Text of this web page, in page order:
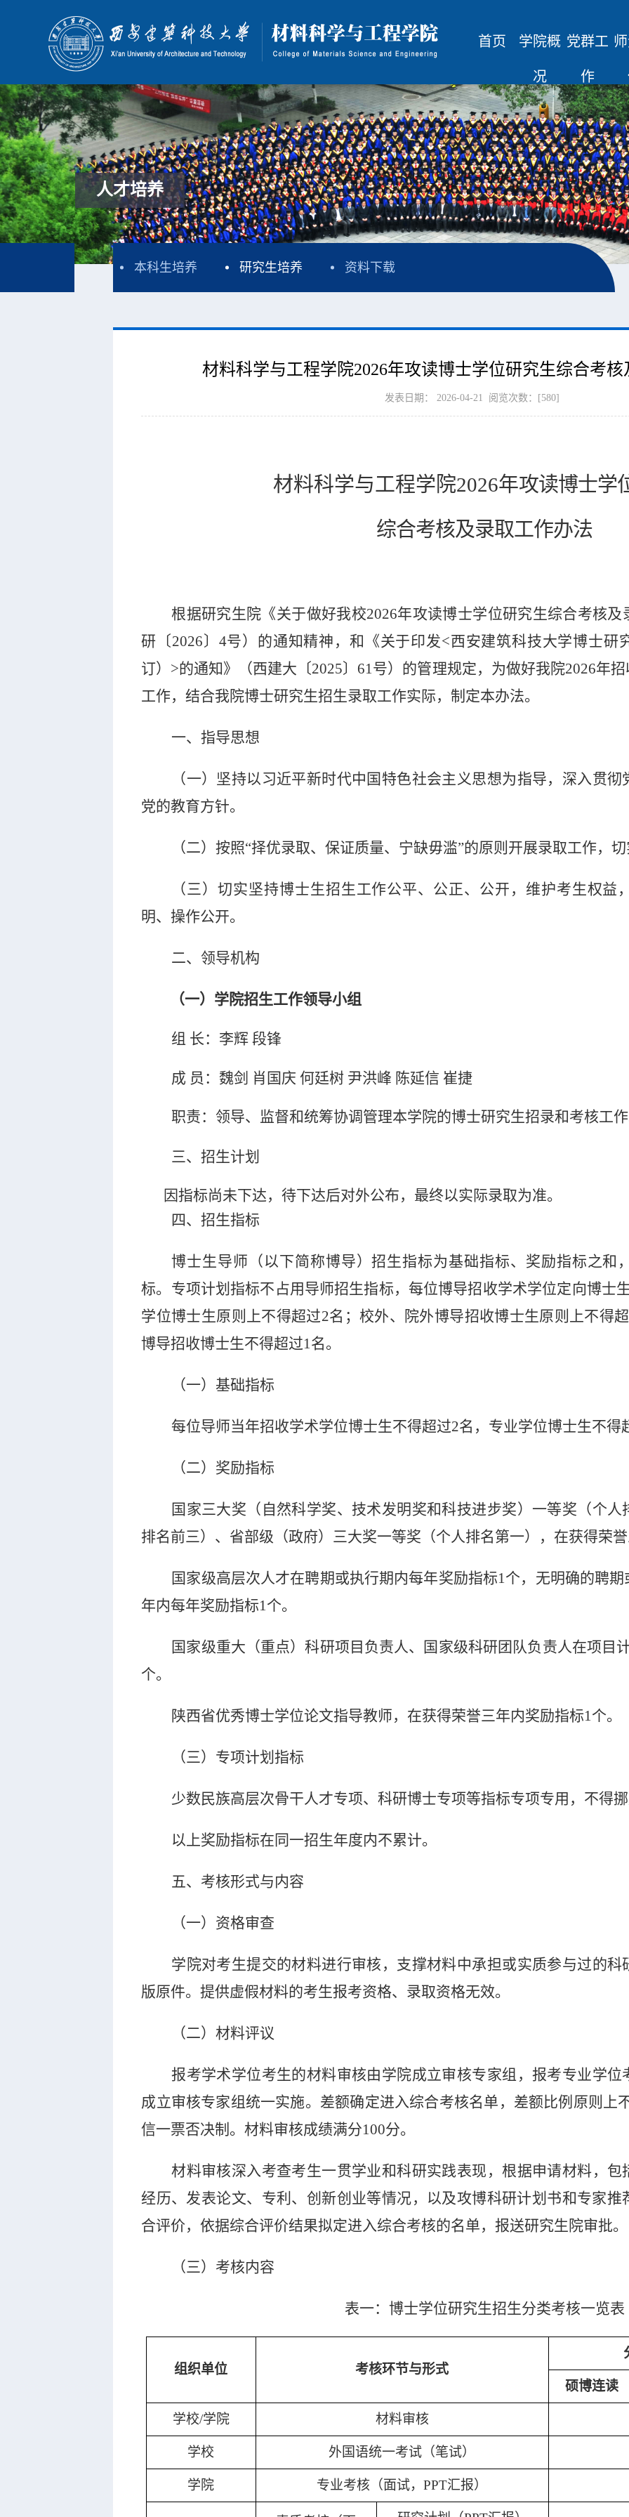
首页 学院概
况
党群工
作
人才培养
本科生培养 研究生培养 资料下载
材料科学与工程学院2026年攻读博士学位研究生综合考
发表日期： 2026-04-21 阅览次数：[580]
材料科学与工程学院2026年攻读博士学
综合考核及录取工作办法
根据研究生院《关于做好我校2026年攻读博士学位研究生综合考核
研〔2026〕 4号）的通知精神，和《关于印发<西安建筑科技大学博士研
订） >的通知》（西建大〔2025〕 61号）的管理规定，为做好我院2026年
工作，结合我院博士研究生招生录取工作实际，制定本办法。
一、指导思想
（一）坚持以习近平新时代中国特色社会主义思想为指导，深入贯
党的教育方针。
（二）按照“择优录取、保证质量、宁缺毋滥”的原则开展录取工作，
（三）切实坚持博士生招生工作公平、公正、公开，维护考生权益
明、操作公开。
二、领导机构
（一）学院招生工作领导小组
组 长：李辉 段锋
成 员：魏剑 肖国庆 何廷树 尹洪峰 陈延信 崔捷
职责：领导、监督和统筹协调管理本学院的博士研究生招录和考核工
三、招生计划
因指标尚未下达，待下达后对外公布，最终以实际录取为准。
四、招生指标
博士生导师（以下简称博导）招生指标为基础指标、奖励指标之和
标。专项计划指标不占用导师招生指标，每位博导招收学术学位定向博士
学位博士生原则上不得超过2名 ； 校外、院外博导招收博士生原则上不得
博导招收博士生不得超过1名。
（一）基础指标
每位导师当年招收学术学位博士生不得超过2名， 专业学位博士生不得
（二）奖励指标
国家三大奖（自然科学奖、技术发明奖和科技进步奖）一等奖（个
排名前三）、省部级（政府）三大奖一等奖（个人排名第一），在获得荣
国家级高层次人才在聘期或执行期内每年奖励指标1个，无明确的聘
年内每年奖励指标1个。
国家级重大（重点）科研项目负责人、国家级科研团队负责人在项目
个。
陕西省优秀博士学位论文指导教师，在获得荣誉三年内奖励指标1个。
（三）专项计划指标
少数民族高层次骨干人才专项、科研博士专项等指标专项专用，不得
以上奖励指标在同一招生年度内不累计。
五、考核形式与内容
（一）资格审查
学院对考生提交的材料进行审核，支撑材料中承担或实质参与过的
版原件。提供虚假材料的考生报考资格、录取资格无效。
（二）材料评议
报考学术学位考生的材料审核由学院成立审核专家组，报考专业学位
成立审核专家组统一实施。差额确定进入综合考核名单，差额比例原则上
信一票否决制。材料审核成绩满分100分。
材料审核深入考查考生一贯学业和科研实践表现，根据申请材料，
经历、发表论文、专利、创新创业等情况，以及攻博科研计划书和专家
合评价，依据综合评价结果拟定进入综合考核的名单，报送研究生院审批。
（三） 考核内容
表一：博士学位研究生招生分类考核一览表
组织单位 考核环节与形式
硕博连读
学校/学院 材料审核
学校 外国语统一考试（笔试）
学院 专业考核（面试，PPT汇报）